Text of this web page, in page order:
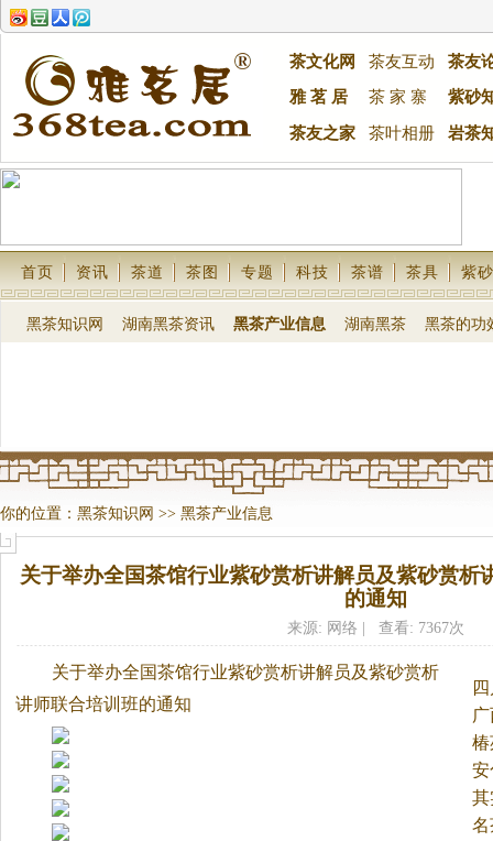
茶文化网 茶友互动
茶友
雅 茗 居
茶 家 寨 紫砂
茶友之家 茶叶相册 岩茶
首页 资讯 茶道 茶图 专题 科技 茶谱 茶具 紫砂
黑茶知识网 湖南黑茶资讯 黑茶产业信息 湖南黑茶 黑茶的功
你的位置： 黑茶知识网 >> 黑茶产业信息
关于举办全国茶馆行业紫砂赏析讲解员及紫砂赏析
的通知
来源: 网络 | 查看: 7367次
成
在
中
关于举办全国茶馆行业紫砂赏析讲解员及紫砂赏析
讲师联合培训班的通知